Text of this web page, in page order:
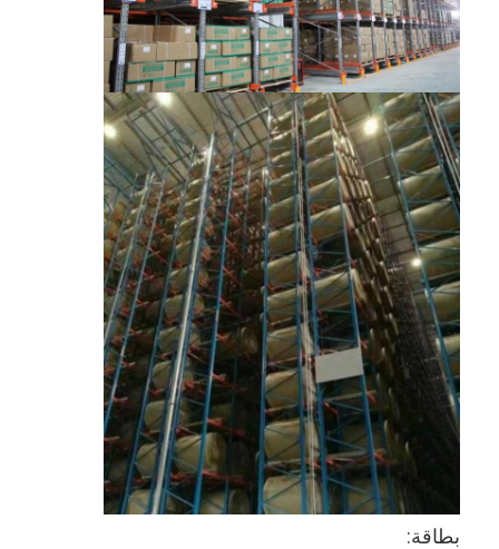
جولة في المصنع
مراقبة الجودة
اتصل بنا
أخبار
القضايا
مدونة
نتحدث الآن
نظام استرجاع التخزين الآلي
نظام مناولة المواد الآلي
ASRS Stacker Craneبطاقة: